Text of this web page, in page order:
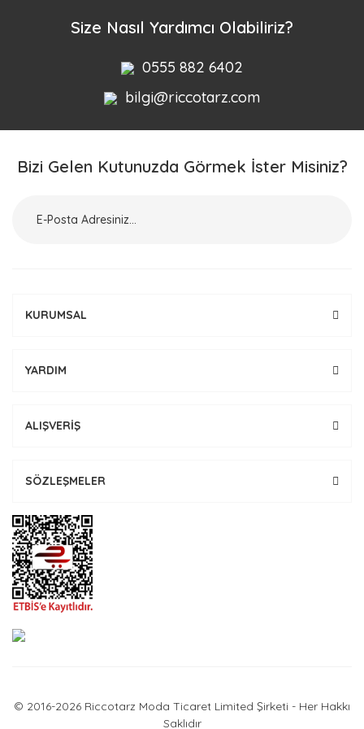
Size Nasıl Yardımcı Olabiliriz?
0555 882 6402
bilgi@riccotarz.com
Bizi Gelen Kutunuzda Görmek İster Misiniz?
KURUMSAL
YARDIM
ALIŞVERİŞ
SÖZLEŞMELER
© 2016-2026 Riccotarz Moda Ticaret Limited Şirketi - Her Hakkı
Saklıdır